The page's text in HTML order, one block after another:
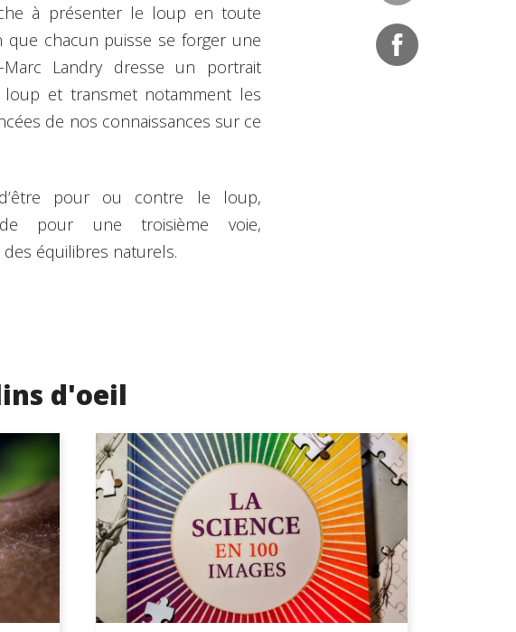
à présenter le loup en toute
que chacun puisse se forger une
Marc Landry dresse un portrait
loup et transmet notamment les
de nos connaissances sur ce
pour ou contre le loup,
pour une troisième voie,
équilibres naturels.
d'oeil